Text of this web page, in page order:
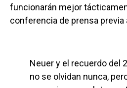
funcionarán mejor
conferencia de prensa previa
Neuer y el recuerdo del
no se olvidan nunca,